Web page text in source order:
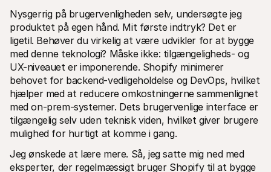
Integrer Mollie med klar-til-brug biblioteker
Discord-fællesskab
Bliv en del af vores udviklerfællesskab Læs
Om Mollie
Priser
Se vores priser
Om os
Lær mere om vores historie og
værdier
Nyheder
Læs de seneste Mollie nyheder
Karrierer
Kom og arbejd hos os - vi søger nye
medarbejdere!
Mollie
Se
Kontakt
For kunder
Nysgerrig på brugervenligheden selv, undersøgte jeg
produktet på egen hånd. Mit første indtryk? Det er
ligetil. Behøver du virkelig at være udvikler for at bygge
med denne teknologi? Måske ikke: tilgængeligheds- og
UX-niveauet er imponerende. Shopify minimerer
behovet for backend-vedligeholdelse og DevOps, hvilket
hjælper med at reducere omkostningerne sammenlignet
med on-prem-systemer. Dets brugervenlige interface er
tilgængelig selv uden teknisk viden, hvilket giver brugere
mulighed for hurtigt at komme i gang.
Jeg ønskede at lære mere. Så, jeg satte mig ned med
eksperter, der regelmæssigt bruger Shopify til at bygge